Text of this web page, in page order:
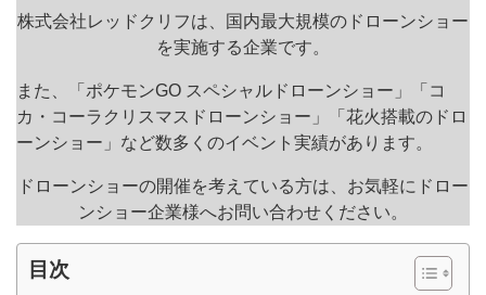
株式会社レッドクリフは、国内最大規模のドローンショー
を実施する企業です。
また、「ポケモンGO スペシャルドローンショー」「コ
カ・コーラクリスマスドローンショー」「花火搭載のドロ
ーンショー」など数多くのイベント実績があります。
ドローンショーの開催を考えている方は、お気軽にドロー
ンショー企業様へお問い合わせください。
目次